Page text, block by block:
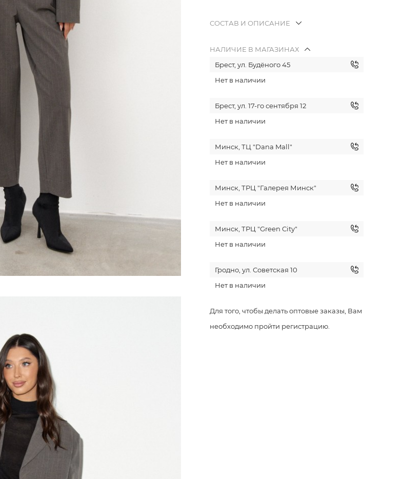
СОСТАВ И ОПИСАНИЕ
НАЛИЧИЕ В МАГАЗИНАХ
Брест, ул. Будёного 45
Нет в наличии
Брест, ул. 17-го сентября 12
Нет в наличии
Минск, ТЦ "Dana Mall"
Нет в наличии
Минск, ТРЦ "Галерея Минск"
Нет в наличии
Минск, ТРЦ "Green City"
Нет в наличии
Гродно, ул. Советская 10
Нет в наличии
Для того, чтобы делать оптовые заказы, Вам
необходимо пройти регистрацию.